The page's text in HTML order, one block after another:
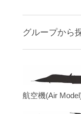
グループから
航空機(Air